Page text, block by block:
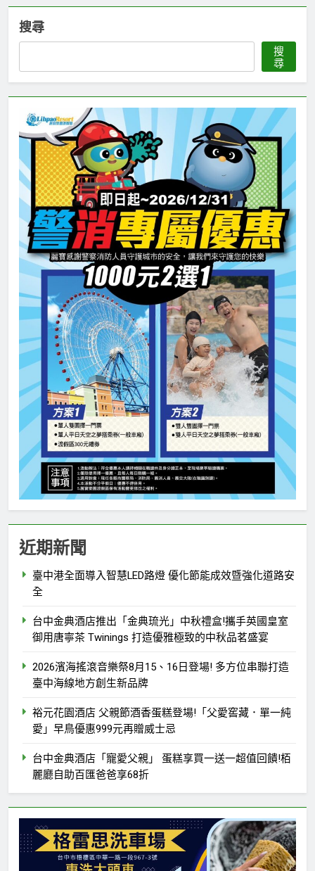
搜尋
搜
尋
近期新聞
臺中港全面導入智慧LED路燈 優化節能成效暨強化道路安
全
台中金典酒店推出「金典琉光」中秋禮盒!攜手英國皇室
御用唐寧茶 Twinings 打造優雅極致的中秋品茗盛宴
2026濱海搖滾音樂祭8月15、16日登場! 多方位串聯打造
臺中海線地方創生新品牌
裕元花園酒店 父親節酒香蛋糕登場!「父愛窖藏．單一純
愛」早鳥優惠999元再贈威士忌
台中金典酒店「寵愛父親」 蛋糕享買一送一超值回饋!栢
麗廳自助百匯爸爸享68折